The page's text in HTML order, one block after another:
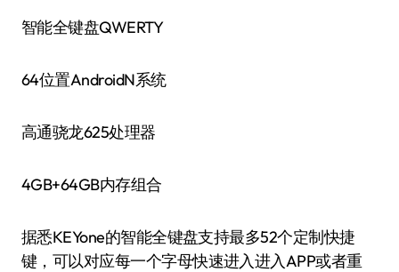
智能全键盘QWERTY
64位置AndroidN系统
高通骁龙625处理器
4GB+64GB内存组合
据悉KEYone的智能全键盘支持最多52个定制快捷
键，可以对应每一个字母快速进入进入APP或者重